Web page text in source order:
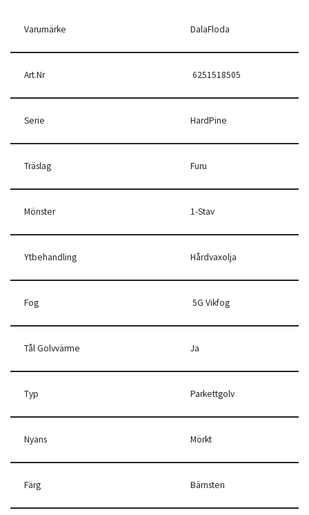
Varumärke DalaFloda
Art.Nr 6251518505
Serie HardPine
Träslag Furu
Mönster 1-Stav
Ytbehandling Hårdvaxolja
Fog 5G Vikfog
Tål Golvvärme Ja
Typ Parkettgolv
Nyans Mörkt
Färg Bärnsten